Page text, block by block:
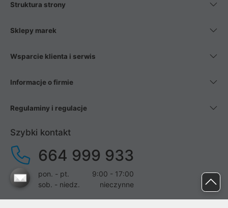
Struktura strony
Sklepy marek
Wsparcie klienta i serwis
Informacje o firmie
Regulaminy i regulacje
Szybki kontakt
664 999 933
pon. - pt.
9:00 - 17:00
sob. - niedz.
nieczynne